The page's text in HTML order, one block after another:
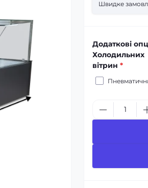
Швидке
Додаткові
Холодильних
вітрин *